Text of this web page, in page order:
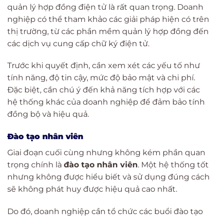
quản lý hợp đồng điện tử là rất quan trọng. Doanh
nghiệp có thể tham khảo các giải pháp hiện có trên
thị trường, từ các phần mềm quản lý hợp đồng đến
các dịch vụ cung cấp chữ ký điện tử.
Trước khi quyết định, cần xem xét các yếu tố như
tính năng, độ tin cậy, mức độ bảo mật và chi phí.
Đặc biệt, cần chú ý đến khả năng tích hợp với các
hệ thống khác của doanh nghiệp để đảm bảo tính
đồng bộ và hiệu quả.
Đào tạo nhân viên
Giai đoạn cuối cùng nhưng không kém phần quan
trọng chính là đào tạo nhân viên. Một hệ thống tốt
nhưng không được hiểu biết và sử dụng đúng cách
sẽ không phát huy được hiệu quả cao nhất.
Do đó, doanh nghiệp cần tổ chức các buổi đào tạo